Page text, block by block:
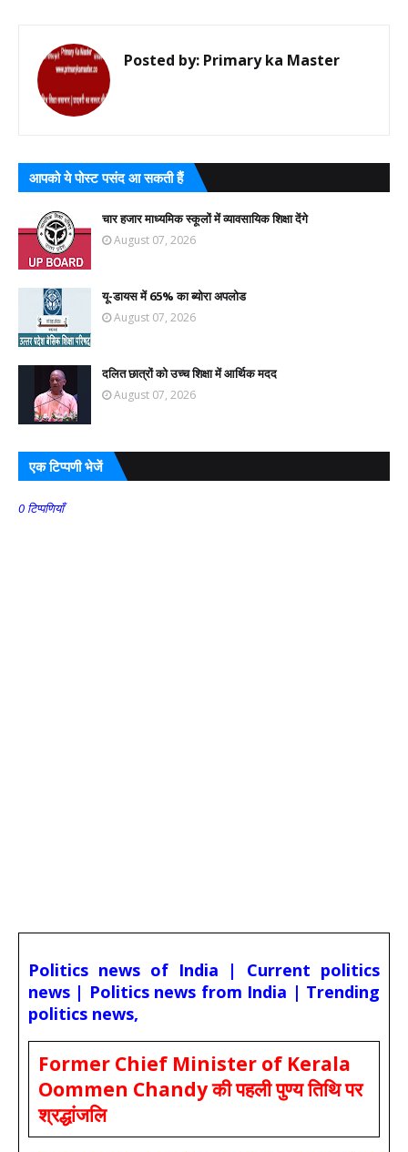
Posted by: Primary ka Master
आपको ये पोस्ट पसंद आ सकती हैं
चार हजार माध्यमिक स्कूलों में व्यावसायिक शिक्षा देंगे
August 07, 2026
यू-डायस में 65% का ब्योरा अपलोड
August 07, 2026
दलित छात्रों को उच्च शिक्षा में आर्थिक मदद
August 07, 2026
एक टिप्पणी भेजें
0 टिप्पणियाँ
Politics news of India | Current politics
news | Politics news from India | Trending
politics news,
Former Chief Minister of Kerala
Oommen Chandy की पहली पुण्य तिथि पर
श्रद्धांजलि